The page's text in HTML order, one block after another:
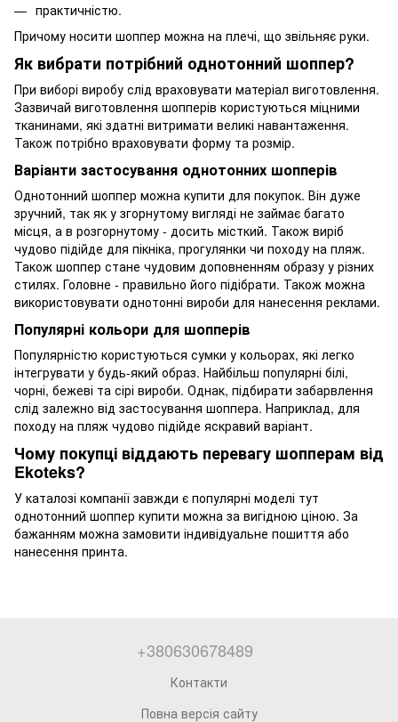
практичністю.
Причому носити шоппер можна на плечі, що звільняє руки.
Як вибрати потрібний однотонний шоппер?
При виборі виробу слід враховувати матеріал виготовлення.
Зазвичай виготовлення шопперів користуються міцними
тканинами, які здатні витримати великі навантаження.
Також потрібно враховувати форму та розмір.
Варіанти застосування однотонних шопперів
Однотонний шоппер можна купити для покупок. Він дуже
зручний, так як у згорнутому вигляді не займає багато
місця, а в розгорнутому - досить місткий. Також виріб
чудово підійде для пікніка, прогулянки чи походу на пляж.
Також шоппер стане чудовим доповненням образу у різних
стилях. Головне - правильно його підібрати. Також можна
використовувати однотонні вироби для нанесення реклами.
Популярні кольори для шопперів
Популярністю користуються сумки у кольорах, які легко
інтегрувати у будь-який образ. Найбільш популярні білі,
чорні, бежеві та сірі вироби. Однак, підбирати забарвлення
слід залежно від застосування шоппера. Наприклад, для
походу на пляж чудово підійде яскравий варіант.
Чому покупці віддають перевагу шопперам від
Ekoteks?
У каталозі компанії завжди є популярні моделі тут
однотонний шоппер купити можна за вигідною ціною. За
бажанням можна замовити індивідуальне пошиття або
нанесення принта.
+380630678489
Контакти
Повна версія сайту